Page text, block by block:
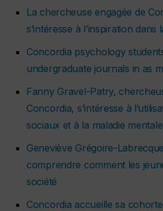
La chercheuse engagée de
s’intéresse à l’inspiration
Concordia psychology
undergraduate journals in as
Fanny Gravel-Patry,
Concordia, s’intéresse à
sociaux et à la maladie mentale
Geneviève Grégoire-
comprendre comment les
société
Concordia accueille sa